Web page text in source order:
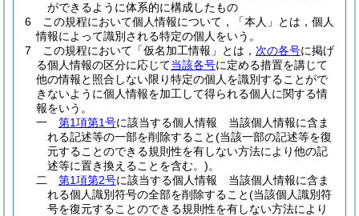
ができるように体系的に構成したもの
6
この規程において個人情報について，「本人」とは，個人
情報によって識別される特定の個人をいう。
7
この規程において「仮名加工情報」とは， 次の各号に掲げ
る個人情報の区分に応じて当該各号に定める措置を講じて
他の情報と照合しない限り特定の個人を識別することがで
きないように個人情報を加工して得られる個人に関する情
報をいう。
一
第1項第1号に該当する個人情報 当該個人情報に含ま
れる記述等の一部を削除すること(当該一部の記述等を復
元することのできる規則性を有しない方法により他の記
述等に置き換えることを含む。)。
二
第1項第2号に該当する個人情報 当該個人情報に含ま
れる個人識別符号の全部を削除すること(当該個人識別符
号を復元することのできる規則性を有しない方法により